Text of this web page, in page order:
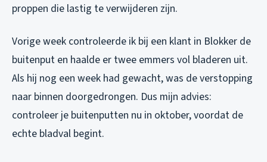
proppen die lastig te verwijderen zijn.
Vorige week controleerde ik bij een klant in Blokker de
buitenput en haalde er twee emmers vol bladeren uit.
Als hij nog een week had gewacht, was de verstopping
naar binnen doorgedrongen. Dus mijn advies:
controleer je buitenputten nu in oktober, voordat de
echte bladval begint.